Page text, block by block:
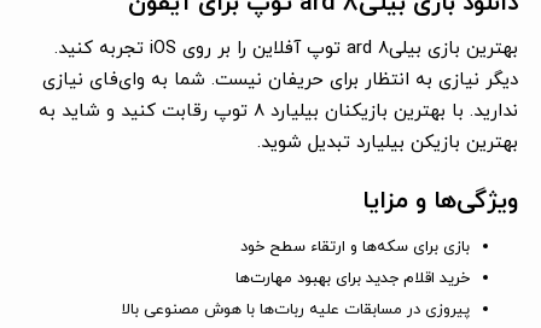
بهترین بازی بیلیard ۸ توپ آفلاین را بر روی iOS تجربه کنید.
دیگر نیازی به انتظار برای حریفان نیست. شما به وای‌فای نیازی
ندارید. با بهترین بازیکنان بیلیارد ۸ توپ رقابت کنید و شاید به
بهترین بازیکن بیلیارد تبدیل شوید.
ویژگی‌ها و مزایا
بازی برای سکه‌ها و ارتقاء سطح خود
خرید اقلام جدید برای بهبود مهارت‌ها
پیروزی در مسابقات علیه ربات‌ها با هوش مصنوعی بالا